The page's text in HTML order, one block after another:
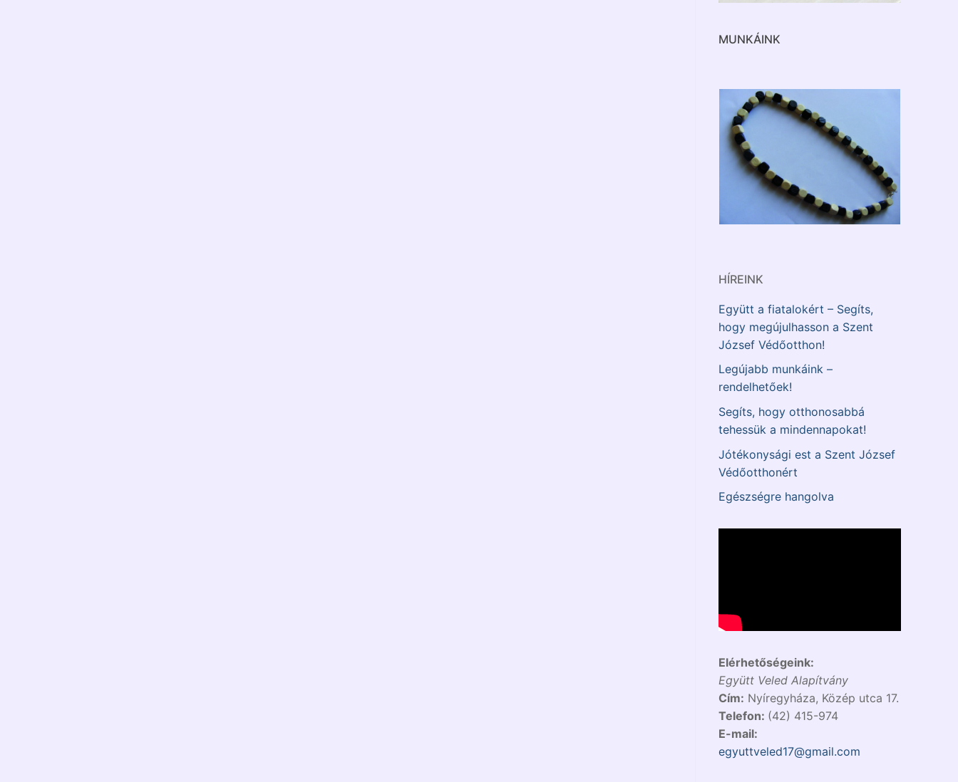
MUNKÁINK
HÍREINK
Együtt a fiatalokért – Segíts,
hogy megújulhasson a Szent
József Védőotthon!
Legújabb munkáink –
rendelhetőek!
Segíts, hogy otthonosabbá
tehessük a mindennapokat!
Jótékonysági est a Szent József
Védőotthonért
Egészségre hangolva
Elérhetőségeink:
Együtt Veled Alapítvány
Cím: Nyíregyháza, Közép utca 17.
Telefon: (42) 415-974
E-mail:
egyuttveled17@gmail.com